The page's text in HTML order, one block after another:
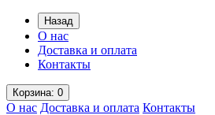
Назад
О нас
Доставка и оплата
Контакты
Корзина: 0
О нас Доставка и оплата Контакты